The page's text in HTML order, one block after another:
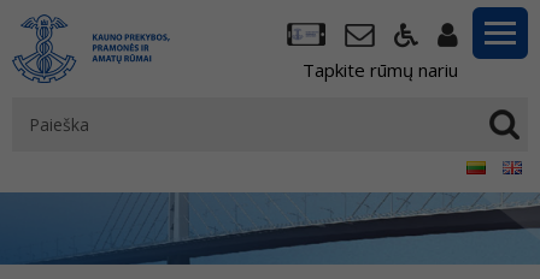
Tapkite rūmų nariu